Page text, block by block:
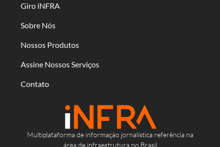
Multiplataforma de informação jornalística referência na
área de infraestrutura no Brasil
Giro iNFRA
Sobre Nós
Nossos Produtos
Assine Nossos Serviços
Contato